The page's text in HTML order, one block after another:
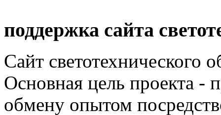
поддержка сайта
Сайт светотехнического
Основная цель проекта -
обмену опытом